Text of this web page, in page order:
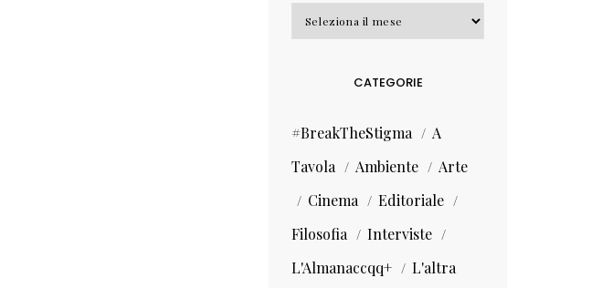
Archivi
CATEGORIE
#BreakTheStigma
A
Tavola
Ambiente
Arte
Cinema
Editoriale
Filosofia
Interviste
L'Almanaccqq+
L'altra